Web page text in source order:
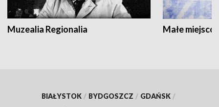
Muzealia Regionalia Małe
BIAŁYSTOK / BYDGOSZCZ / GDAŃSK /